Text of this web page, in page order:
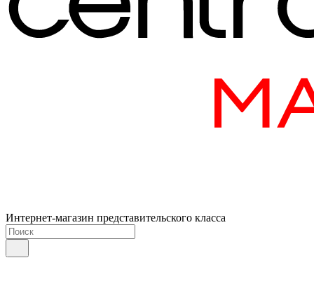
Интернет-магазин представительского класса